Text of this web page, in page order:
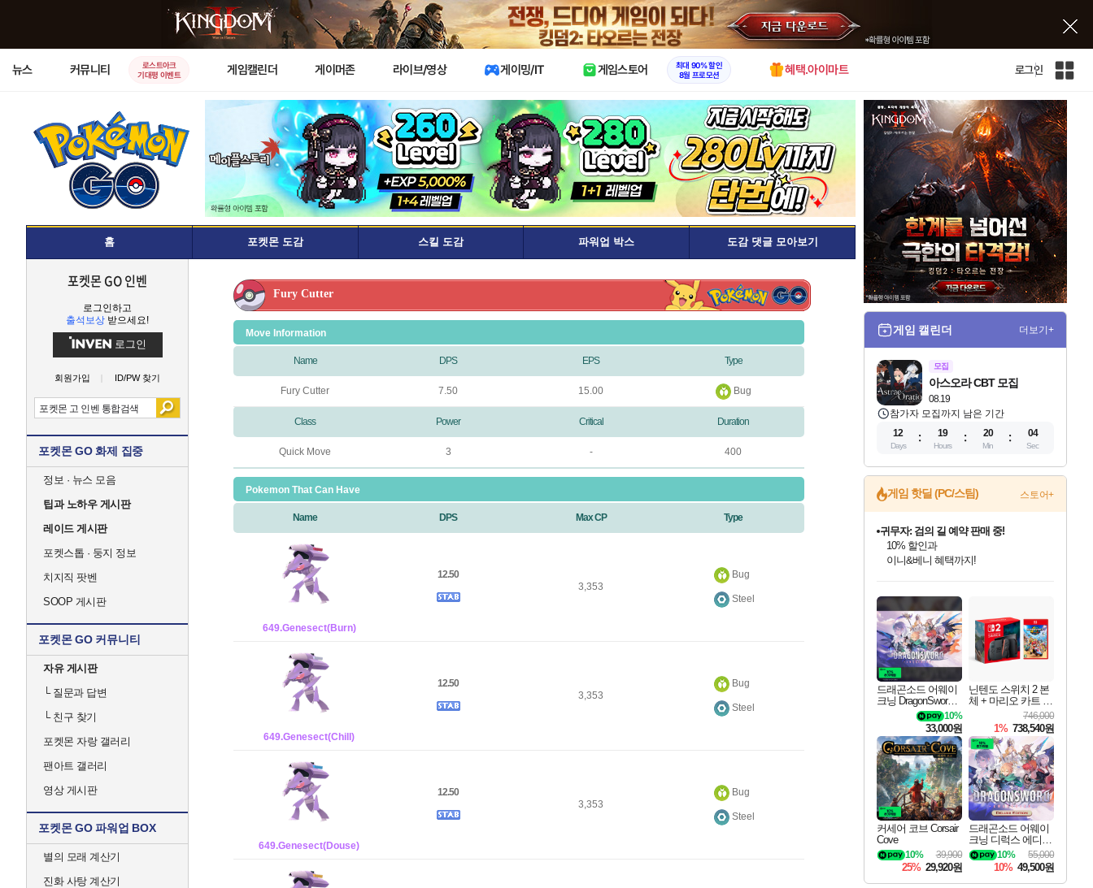
X
뉴스 커뮤니티
로스트아크
기대평 이벤트
게임캘린더 게이머존 라이브/영상 게이밍/IT 게임스토어
최대 90% 할인
8월 프로모션
혜택.아이마트 로그인
인
전
체
사
이
트
맵
홈 포켓몬 도감 스킬 도감 파워업 박스 도감 댓글 모아보기
포켓몬 GO 인벤
로그인하고
출석보상 받으세요!
로그인
회원가입 ID/PW 찾기
포켓몬 GO 화제 집중
정보 · 뉴스 모음
팁과 노하우 게시판
레이드 게시판
포켓스톱 · 둥지 정보
치지직 팟벤
SOOP 게시판
포켓몬 GO 커뮤니티
자유 게시판
└질문과 답변
└친구 찾기
포켓몬 자랑 갤러리
팬아트 갤러리
영상 게시판
포켓몬 GO 파워업 BOX
별의 모래 계산기
진화 사탕 계산기
Fury Cutter
Move Information
Name DPS EPS Type
Fury Cutter 7.50 15.00 Bug
Class Power Critical Duration
Quick Move 3 - 400
Pokemon That Can Have
Name DPS Max CP Type
649.Genesect(Burn)
12.50
3,353
Bug
Steel
649.Genesect(Chill)
12.50
3,353
Bug
Steel
649.Genesect(Douse)
12.50
3,353
Bug
Steel
게임 캘린더 더보기+
모집
08.19
아스오라 CBT 모집
참가자 모집까지 남은 기간
12
Days
19
Hours
20
Min
03
Sec
게임 핫딜 (PC/스팀) 스토어+
최대 90% 할인가를 만나보세요!
네이버혜택과 함께 만나보세요!
50%할인&추가 적립까지!
귀무자: 검의 길 예약 판매 중!
10% 할인과
이니&베니 혜택까지!
네이버 혜택가와 함께 예약하세요!
할인&네이버혜택으로 만나보세요!
네이버페이 혜택과 만나보세요!
40주년 프로모션으로 만나보세요!
네이버 포인트 혜택까지!
할인가에 만나보세요!
일부 에디션 상시 할인!
혜택으로 예약 판매 중
편안하게 충전하세요
드래곤소드 어웨이
크닝 DragonSword A
10%
33,000원
닌텐도 스위치 2 본
체 + 마리오 카트 월
746,000
1% 738,540원
커세어 코브 Corsair
Cove
39,900
10%
25% 29,920원
드래곤소드 어웨이
크닝 디럭스 에디션
DragonSword Awake
ning Deluxe Edition
55,000
10%
10% 49,500원